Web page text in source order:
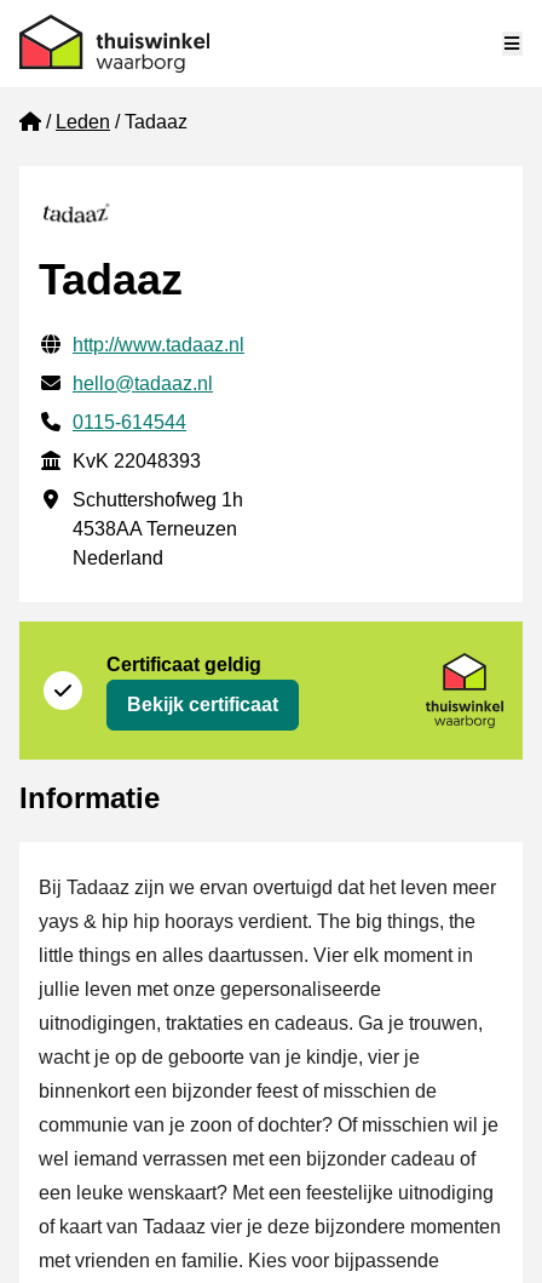
Home
Leden Tadaaz
Tadaaz
Gecontroleerde contactgegevens
Website URL
http://www.tadaaz.nl
E-mail
hello@tadaaz.nl
Telefoonnummer
0115-614544
KvK
KvK 22048393
Vestigingsadres
Schuttershofweg 1h
4538AA Terneuzen
Nederland
Certificaat geldig
Bekijk certificaat
Informatie
Bij Tadaaz zijn we ervan overtuigd dat het leven meer
yays & hip hip hoorays verdient. The big things, the
little things en alles daartussen. Vier elk moment in
jullie leven met onze gepersonaliseerde
uitnodigingen, traktaties en cadeaus. Ga je trouwen,
wacht je op de geboorte van je kindje, vier je
binnenkort een bijzonder feest of misschien de
communie van je zoon of dochter? Of misschien wil je
wel iemand verrassen met een bijzonder cadeau of
een leuke wenskaart? Met een feestelijke uitnodiging
of kaart van Tadaaz vier je deze bijzondere momenten
met vrienden en familie. Kies voor bijpassende